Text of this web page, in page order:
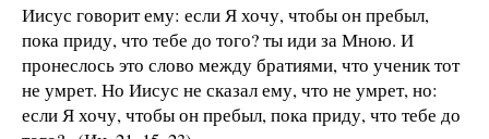
Иисус говорит ему: если Я хочу, чтобы он пребыл,
пока приду, что тебе до того? ты иди за Мною. И
пронеслось это слово между братиями, что ученик тот
не умрет. Но Иисус не сказал ему, что не умрет, но:
если Я хочу, чтобы он пребыл, пока приду, что тебе до